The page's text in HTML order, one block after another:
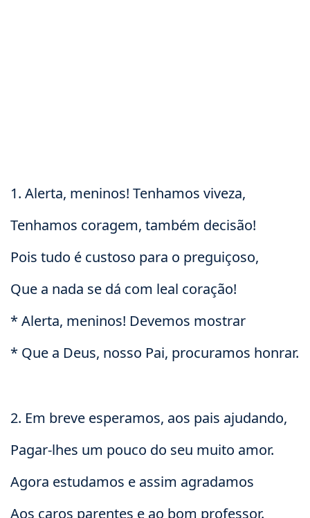
1. Alerta, meninos! Tenhamos viveza,
Tenhamos coragem, também decisão!
Pois tudo é custoso para o preguiçoso,
Que a nada se dá com leal coração!
* Alerta, meninos! Devemos mostrar
* Que a Deus, nosso Pai, procuramos honrar.
2. Em breve esperamos, aos pais ajudando,
Pagar-lhes um pouco do seu muito amor.
Agora estudamos e assim agradamos
Aos caros parentes e ao bom professor.